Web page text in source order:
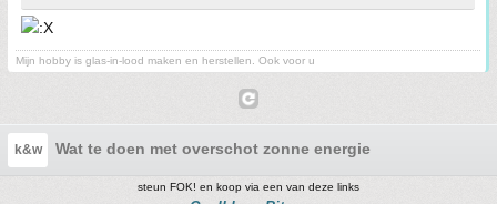
Mijn hobby is glas-in-lood maken en herstellen. Ook voor u
k&w Wat te doen met overschot zonne energie
steun FOK! en koop via een van deze links